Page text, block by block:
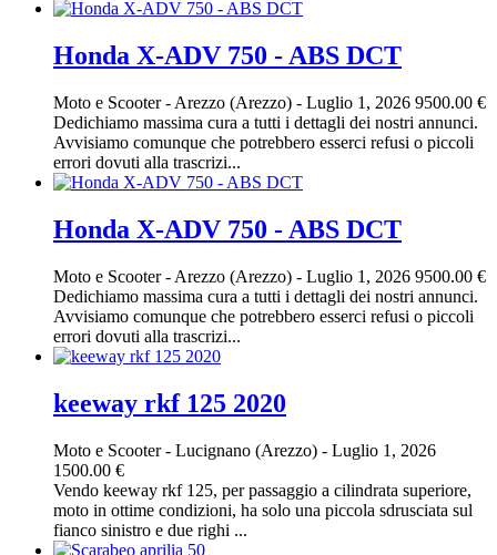
Honda X-ADV 750 - ABS DCT
Moto e Scooter- Arezzo (Arezzo) - Luglio 1, 2026 9500.00 €
Dedichiamo massima cura a tutti i dettagli dei nostri annunci.
Avvisiamo comunque che potrebbero esserci refusi o piccoli
errori dovuti alla trascrizi...
Honda X-ADV 750 - ABS DCT
Moto e Scooter- Arezzo (Arezzo) - Luglio 1, 2026 9500.00 €
Dedichiamo massima cura a tutti i dettagli dei nostri annunci.
Avvisiamo comunque che potrebbero esserci refusi o piccoli
errori dovuti alla trascrizi...
keeway rkf 125 2020
Moto e Scooter- Lucignano (Arezzo) - Luglio 1, 2026
1500.00 €
Vendo keeway rkf 125, per passaggio a cilindrata superiore,
moto in ottime condizioni, ha solo una piccola sdrusciata sul
fianco sinistro e due righi ...